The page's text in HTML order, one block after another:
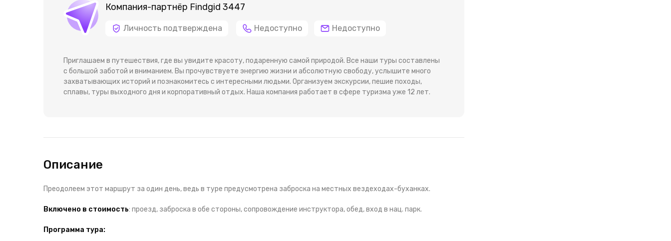
Компания-партнёр Findgid 3447
Личность подтверждена Недоступно Недоступно
Приглашаем в путешествия, где вы увидите красоту, подаренную самой природой. Все наши туры составлены
с большой заботой и вниманием. Вы прочувствуете энергию жизни и абсолютную свободу, услышите много
захватывающих историй и познакомитесь с интересными людьми. Организуем экскурсии, пешие походы,
сплавы, туры выходного дня и корпоративный отдых. Наша компания работает в сфере туризма уже 12 лет.
Описание
Преодолеем этот маршрут за один день, ведь в туре предусмотрена заброска на местных вездеходах-буханках.
Включено в стоимость: проезд, заброска в обе стороны, сопровождение инструктора, обед, вход в нац. парк.
Программа тура: